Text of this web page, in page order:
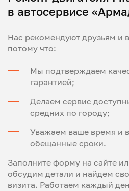
в автосервисе
Нас рекомендуют друзьям и
потому что:
Мы подтверждаем
гарантией;
Делаем сервис
средних по городу;
Уважаем ваше время и
обещанные сроки.
Заполните форму на сайте
обсудим детали и найдем
визита. Работаем каждый